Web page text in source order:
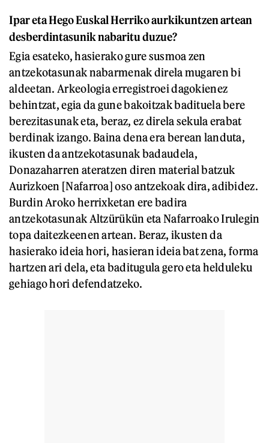
Ipar eta Hego Euskal Herriko aurkikuntzen artean
desberdintasunik nabaritu duzue?
Egia esateko, hasierako gure susmoa zen
antzekotasunak nabarmenak direla mugaren bi
aldeetan. Arkeologia erregistroei dagokienez
behintzat, egia da gune bakoitzak badituela bere
berezitasunak eta, beraz, ez direla sekula erabat
berdinak izango. Baina dena era berean landuta,
ikusten da antzekotasunak badaudela,
Donazaharren ateratzen diren material batzuk
Aurizkoen [Nafarroa] oso antzekoak dira, adibidez.
Burdin Aroko herrixketan ere badira
antzekotasunak Altzürükün eta Nafarroako Irulegin
topa daitezkeenen artean. Beraz, ikusten da
hasierako ideia hori, hasieran ideia bat zena, forma
hartzen ari dela, eta baditugula gero eta helduleku
gehiago hori defendatzeko.